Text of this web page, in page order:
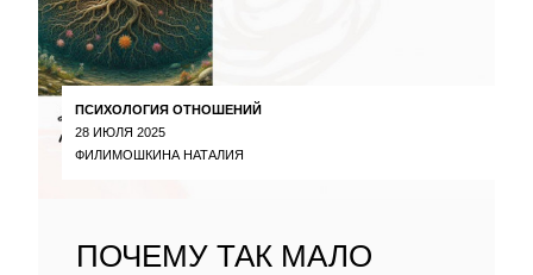
ПСИХОЛОГИЯ ОТНОШЕНИЙ
28 ИЮЛЯ 2025
ФИЛИМОШКИНА НАТАЛИЯ
ПОЧЕМУ ТАК МАЛО